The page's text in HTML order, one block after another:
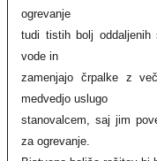
ogrevanje
tudi tistih bolj oddaljenih
vode in
zamenjajo črpalke z
medvedjo uslugo
stanovalcem, saj jim
za ogrevanje.